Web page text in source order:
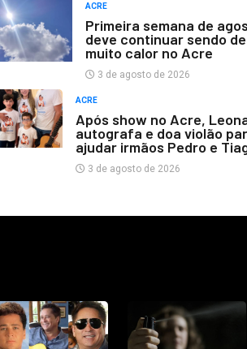
ACRE
Primeira semana de
deve continuar sendo de
muito calor no Acre
3 de agosto de 2026
ACRE
Após show no Acre,
autografa e doa violão
ajudar irmãos Pedro e
3 de agosto de 2026